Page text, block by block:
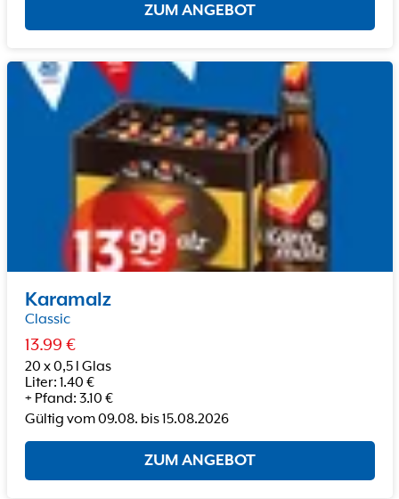
ZUM ANGEBOT
Karamalz
Classic
13.99 €
20 x 0,5 l Glas
Liter: 1.40 €
+ Pfand: 3.10 €
Gültig vom09.08. bis15.08.2026
ZUM ANGEBOT